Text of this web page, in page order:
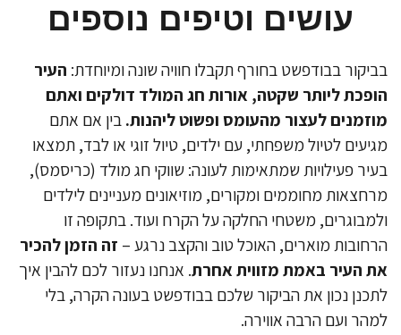
עושים וטיפים נוספים
בבודפשט בחורף תקבלו חוויה שונה ומיוחדת:העיר
ליותר שקטה, אורות חג המולד דולקים ואתם
לעצור מהעומס ופשוט ליהנות.בין אם אתם
לטיול משפחתי, עם ילדים, טיול זוגי או לבד, תמצאו
פעילויות שמתאימות לעונה: שווקי חג מולד (כריסמס),
מחוממים ומקורים, מוזיאונים מעניינים לילדים
משטחי החלקה על הקרח ועוד. בתקופה זו
מוארים, האוכל טוב והקצב נרגע –זה הזמן להכיר
העיר באמת מזווית אחרת. אנחנו נעזור לכם להבין איך
נכון את הביקור שלכם בבודפשט בעונה הקרה, בלי
ועם הרבה אווירה.